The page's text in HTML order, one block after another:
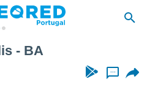
- BA
...